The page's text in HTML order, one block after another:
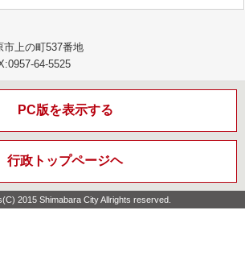
上の町537番地
64-5525
PC版を表示する
行政トップページヘ
2015 Shimabara City Allrights reserved.